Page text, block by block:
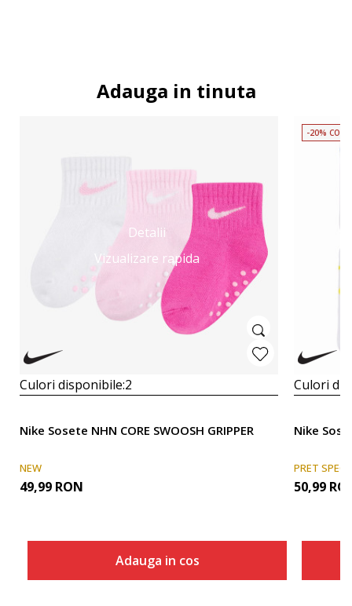
Adauga in tinuta
Detalii
Vizualizare rapida
Culori disponibile:2
Nike Sosete NHN CORE SWOOSH GRIPPER
NEW
49,99 RON
Adauga in cos
-20% COD
Culori
Nike
PRET
50,99